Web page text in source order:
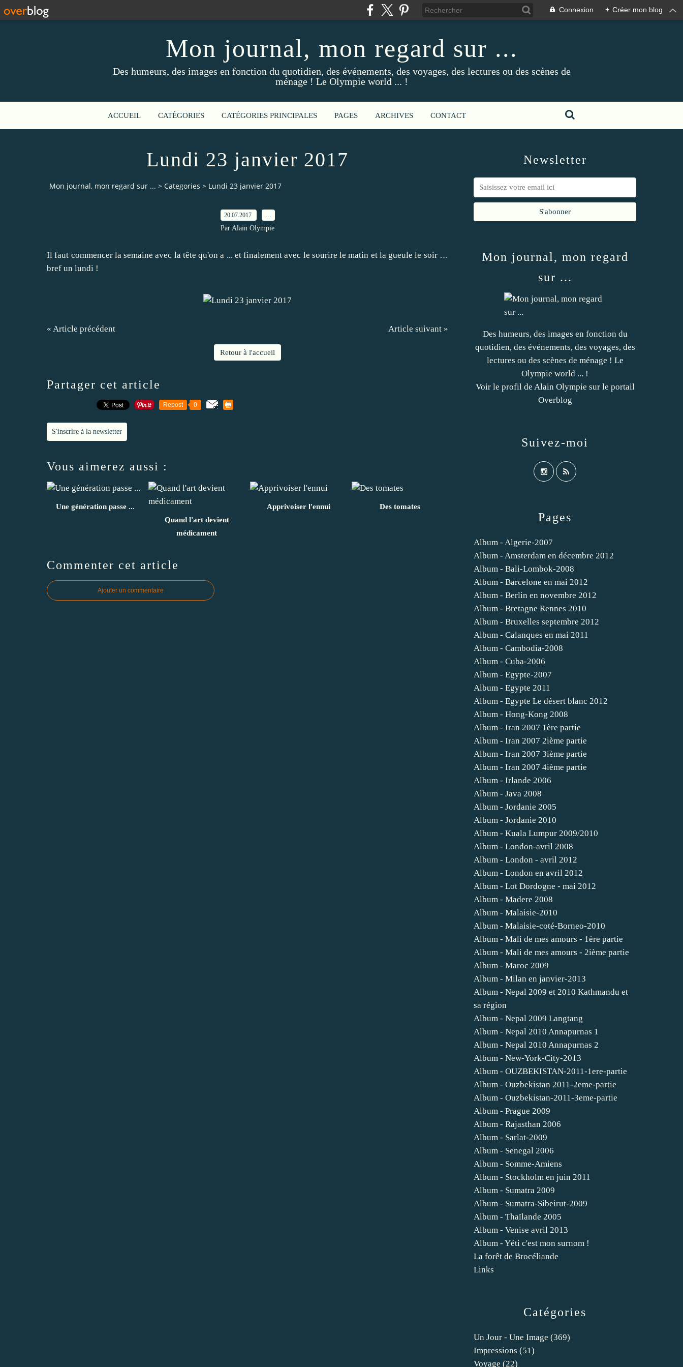
Connexion + Créer mon blog
Mon journal, mon regard sur ...
Des humeurs, des images en fonction du quotidien, des événements, des voyages, des lectures ou des scènes de
ménage ! Le Olympie world ... !
ACCUEIL CATÉGORIES CATÉGORIES PRINCIPALES PAGES ARCHIVES CONTACT
Lundi 23 janvier 2017
Mon journal, mon regard sur ... > Categories > Lundi 23 janvier 2017
20.07.2017
Par Alain Olympie
Il faut commencer la semaine avec la tête qu'on a ... et finalement avec le sourire le matin et la gueule le soir …
bref un lundi !
« Article précédent Article suivant »
Retour à l'accueil
Partager cet article
Repost 0
S'inscrire à la newsletter
Vous aimerez aussi :
Une génération passe ...
Quand l'art devient
médicament
Apprivoiser l'ennui Des tomates
Commenter cet article
Ajouter un commentaire
Newsletter
Catégories
Un Jour - Une Image (369)
Impressions (51)
Voyage (22)
Pages
Album - Algerie-2007
Album - Amsterdam en décembre 2012
Album - Bali-Lombok-2008
Album - Barcelone en mai 2012
Album - Berlin en novembre 2012
Album - Bretagne Rennes 2010
Album - Bruxelles septembre 2012
Album - Calanques en mai 2011
Album - Cambodia-2008
Album - Cuba-2006
Album - Egypte-2007
Album - Egypte 2011
Album - Egypte Le désert blanc 2012
Album - Hong-Kong 2008
Album - Iran 2007 1ère partie
Album - Iran 2007 2ième partie
Album - Iran 2007 3ième partie
Album - Iran 2007 4ième partie
Album - Irlande 2006
Album - Java 2008
Album - Jordanie 2005
Album - Jordanie 2010
Album - Kuala Lumpur 2009/2010
Album - London-avril 2008
Album - London - avril 2012
Album - London en avril 2012
Album - Lot Dordogne - mai 2012
Album - Madere 2008
Album - Malaisie-2010
Album - Malaisie-coté-Borneo-2010
Album - Mali de mes amours - 1ère partie
Album - Mali de mes amours - 2ième partie
Album - Maroc 2009
Album - Milan en janvier-2013
Album - Nepal 2009 et 2010 Kathmandu et
sa région
Album - Nepal 2009 Langtang
Album - Nepal 2010 Annapurnas 1
Album - Nepal 2010 Annapurnas 2
Album - New-York-City-2013
Album - OUZBEKISTAN-2011-1ere-partie
Album - Ouzbekistan 2011-2eme-partie
Album - Ouzbekistan-2011-3eme-partie
Album - Prague 2009
Album - Rajasthan 2006
Album - Sarlat-2009
Album - Senegal 2006
Album - Somme-Amiens
Album - Stockholm en juin 2011
Album - Sumatra 2009
Album - Sumatra-Sibeirut-2009
Album - Thaïlande 2005
Album - Venise avril 2013
Album - Yéti c'est mon surnom !
La forêt de Brocéliande
Links
Mon journal, mon regard
sur ...
Des humeurs, des images en fonction du
quotidien, des événements, des voyages, des
lectures ou des scènes de ménage ! Le
Olympie world ... !
Voir le profil de Alain Olympie sur le portail
Overblog
Suivez-moi